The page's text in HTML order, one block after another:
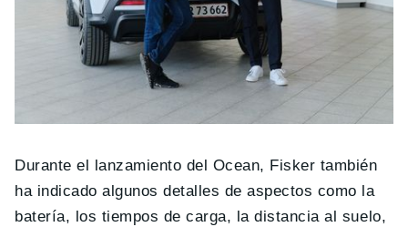
Durante el lanzamiento del Ocean, Fisker también
ha indicado algunos detalles de aspectos como la
batería, los tiempos de carga, la distancia al suelo,